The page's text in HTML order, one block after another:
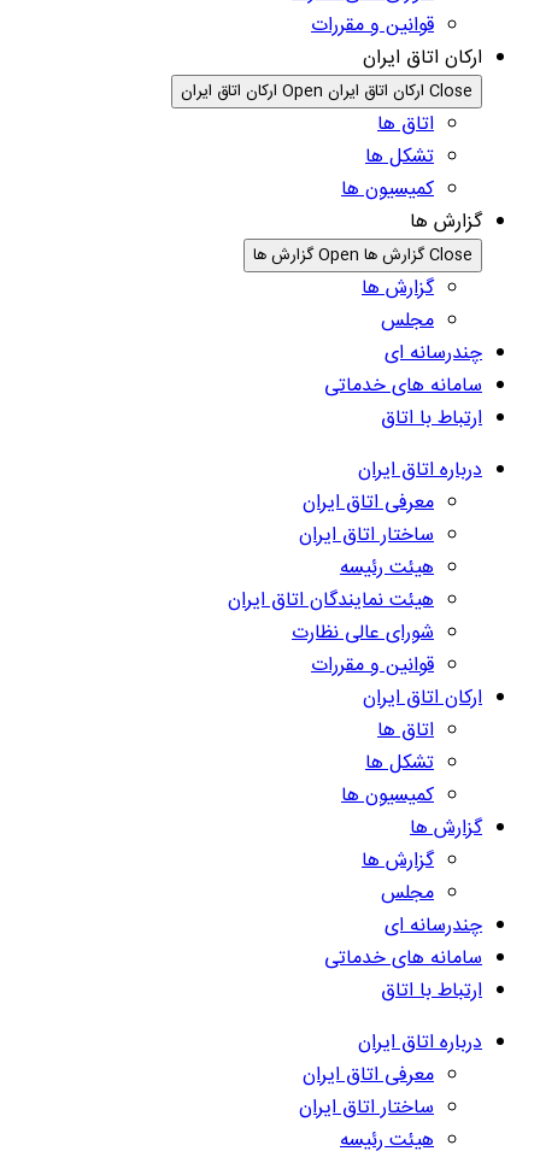
قوانین و مقررات
ارکان اتاق ایران
Close ارکان اتاق ایران Open ارکان اتاق ایران
اتاق ها
تشکل ها
کمیسیون ها
گزارش ها
Close گزارش ها Open گزارش ها
گزارش ها
مجلس
چندرسانه ای
سامانه های خدماتی
ارتباط با اتاق
درباره اتاق ایران
معرفی اتاق ایران
ساختار اتاق ایران
هیئت رئیسه
هیئت نمایندگان اتاق ایران
شورای عالی نظارت
قوانین و مقررات
ارکان اتاق ایران
اتاق ها
تشکل ها
کمیسیون ها
گزارش ها
گزارش ها
مجلس
چندرسانه ای
سامانه های خدماتی
ارتباط با اتاق
درباره اتاق ایران
معرفی اتاق ایران
ساختار اتاق ایران
هیئت رئیسه